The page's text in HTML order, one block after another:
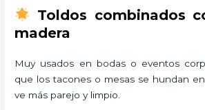
Toldos combinados
madera
Muy usados en bodas o eventos
que los tacones o mesas se hundan
ve más parejo y limpio.